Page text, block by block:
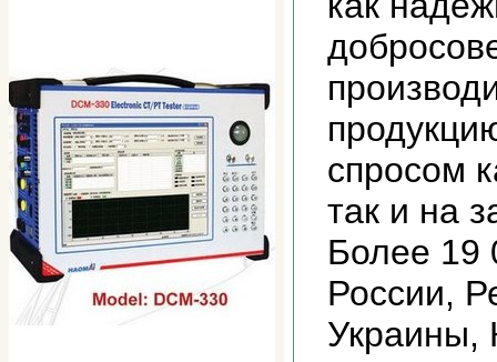
спросом
так и на
Более 19
России,
Украины,